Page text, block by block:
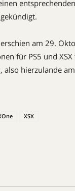
erschien am 29.
für PS5 und
also hierzulande
XSX